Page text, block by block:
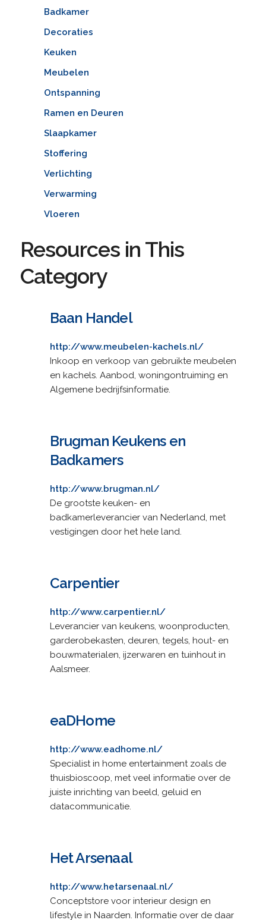
Badkamer
Decoraties
Keuken
Meubelen
Ontspanning
Ramen en Deuren
Slaapkamer
Stoffering
Verlichting
Verwarming
Vloeren
Resources in This
Category
Baan Handel
http://www.meubelen-kachels.nl/
Inkoop en verkoop van gebruikte meubelen
en kachels. Aanbod, woningontruiming en
Algemene bedrijfsinformatie.
Brugman Keukens en
Badkamers
http://www.brugman.nl/
De grootste keuken- en
badkamerleverancier van Nederland, met
vestigingen door het hele land.
Carpentier
http://www.carpentier.nl/
Leverancier van keukens, woonproducten,
garderobekasten, deuren, tegels, hout- en
bouwmaterialen, ijzerwaren en tuinhout in
Aalsmeer.
eaDHome
http://www.eadhome.nl/
Specialist in home entertainment zoals de
thuisbioscoop, met veel informatie over de
juiste inrichting van beeld, geluid en
datacommunicatie.
Het Arsenaal
http://www.hetarsenaal.nl/
Conceptstore voor interieur design en
lifestyle in Naarden. Informatie over de daar